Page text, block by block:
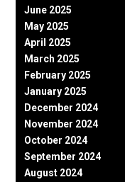
June 2025
May 2025
April 2025
March 2025
February 2025
January 2025
December 2024
November 2024
October 2024
September 2024
August 2024